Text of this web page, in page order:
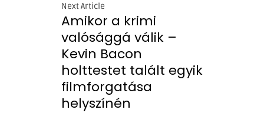
Next Article
Amikor a krimi
valósággá válik –
Kevin Bacon
holttestet talált egyik
filmforgatása
helyszínén